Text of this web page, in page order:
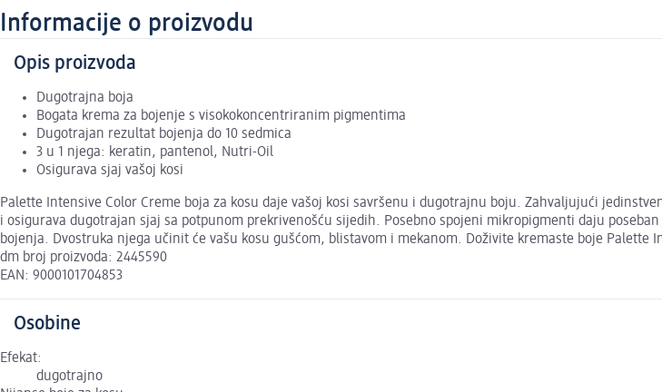
Informacije o proizvodu
Opis proizvoda
Dugotrajna boja
Bogata krema za bojenje s visokokoncentriranim pigmentima
Dugotrajan rezultat bojenja do 10 sedmica
3 u 1 njega: keratin, pantenol, Nutri-Oil
Osigurava sjaj vašoj kosi
Palette Intensive Color Creme boja za kosu daje vašoj kosi savršenu i dugotrajnu boju. Zahvaljujući
i osigurava dugotrajan sjaj sa potpunom prekrivenošću sijedih. Posebno spojeni mikropigmenti daju
bojenja. Dvostruka njega učinit će vašu kosu gušćom, blistavom i mekanom. Doživite kremaste boje Palette
dm broj proizvoda: 2445590
EAN: 9000101704853
Osobine
Efekat:
dugotrajno